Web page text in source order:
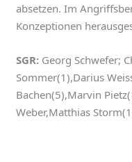
absetzen. Im
Konzeptionen
SGR: Georg Schwefer;
Sommer(1),Darius
Bachen(5),Marvin
Weber,Matthias